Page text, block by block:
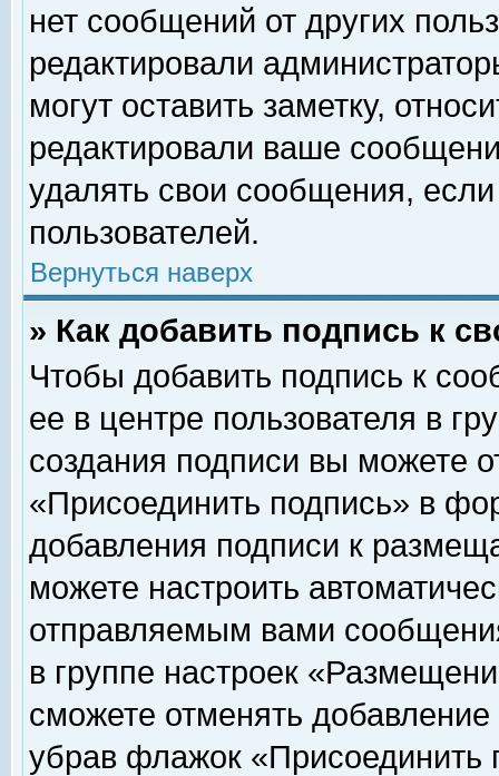
нет сообщений от других
редактировали
могут оставить заметку,
редактировали ваше
удалять свои сообщения,
пользователей.
Вернуться наверх
» Как добавить подпись к
Чтобы добавить подпись к
ее в центре пользователя в
создания подписи вы можете
«Присоединить подпись» в
добавления подписи к
можете настроить
отправляемым вами
в группе настроек
сможете отменять
убрав флажок «Присоединить